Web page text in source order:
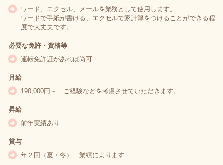
ワード、エクセル、メールを業務として使用します。
ワードで手紙が書ける、エクセルで家計簿をつけることができる程
度で大丈夫です。
必要な免許・資格等
運転免許証があれば尚可
月給
190,000円～ ご経験などを考慮させていただきます。
昇給
前年実績あり
賞与
年２回（夏・冬） 業績によります